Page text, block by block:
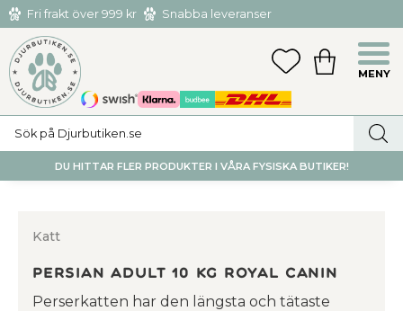
Meny
Fri frakt över 999 kr
Snabba leveranser
Hämta och returnera i butiken i Tumba eller Huddinge C
FAVORITER
KUNDVAGN
DU HITTAR FLER PRODUKTER I VÅRA FYSISKA BUTIKER!
Katt
Persian Adult 10 kg Royal Canin
Perserkatten har den längsta och tätaste